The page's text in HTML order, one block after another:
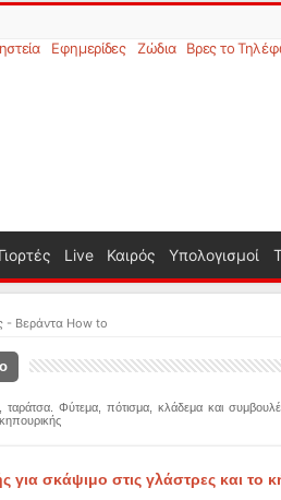
Εφημερίδες Ζώδια Βρες το
Γιορτές Live Καιρός Υπολογισμοί
- Βεράντα How to
Φύτεμα, πότισμα, κλάδεμα και
για σκάψιμο στις γλάστρες και το